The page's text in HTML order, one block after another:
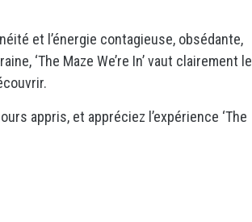
et l’énergie contagieuse, obsédante,
‘The Maze We’re In’ vaut clairement le
appris, et appréciez l’expérience ‘The